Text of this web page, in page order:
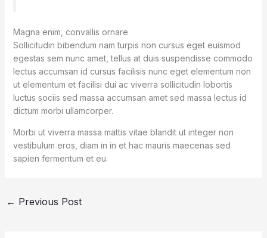
Magna enim, convallis ornare
Sollicitudin bibendum nam turpis non cursus eget euismod
egestas sem nunc amet, tellus at duis suspendisse commodo
lectus accumsan id cursus facilisis nunc eget elementum non
ut elementum et facilisi dui ac viverra sollicitudin lobortis
luctus sociis sed massa accumsan amet sed massa lectus id
dictum morbi ullamcorper.
Morbi ut viverra massa mattis vitae blandit ut integer non
vestibulum eros, diam in in et hac mauris maecenas sed
sapien fermentum et eu.
← Previous Post